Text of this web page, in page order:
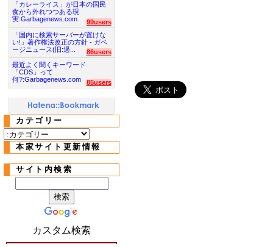
「カレーライス」が日本の国民
食から外れつつある現
実:Garbagenews.com
99users
「国内に検索サーバーが置けな
い!」著作権法改正の方針 - ガベ
ージニュース(旧:過...
86users
最近よく聞くキーワード
「CDS」って
何?:Garbagenews.com
85users
カテゴリー
本家サイト更新情報
サイト内検索
カスタム検索